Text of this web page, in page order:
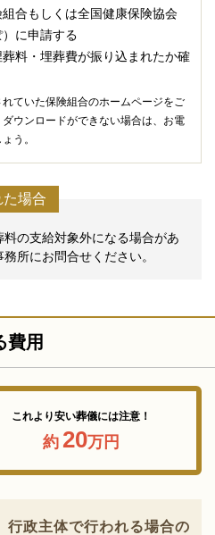
組合もしくは全国健康保険協会
）に申請する
葬料・埋葬費が振り込まれたか確
ていた保険組合のホームページをご
ウンロードができない場合は、お電
う。
場合
の支給対象外になる場合があ
所にお問合せください。
費用
これより安い葬儀には注意！
約 20万円
行政主体で行われる場合の